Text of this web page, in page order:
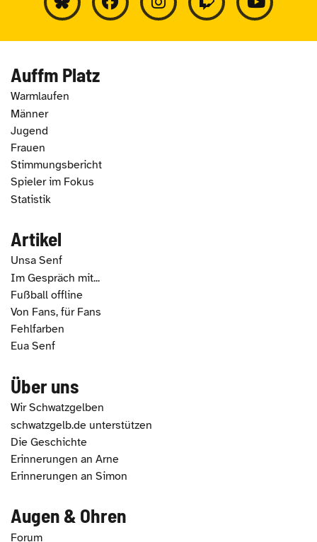
Auffm Platz
Warmlaufen
Männer
Jugend
Frauen
Stimmungsbericht
Spieler im Fokus
Statistik
Artikel
Unsa Senf
Im Gespräch mit...
Fußball offline
Von Fans, für Fans
Fehlfarben
Eua Senf
Über uns
Wir Schwatzgelben
schwatzgelb.de unterstützen
Die Geschichte
Erinnerungen an Arne
Erinnerungen an Simon
Augen & Ohren
Forum